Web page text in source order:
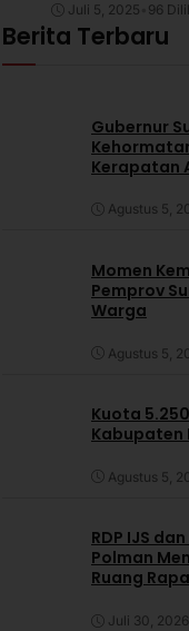
Juli 5, 2025 96
Berita Terbaru
Gubernur
Kerapatan
Agustus 5,
Momen
Pemprov
Warga
Agustus 5,
Kuota
Kabupaten
Agustus 5,
RDP IJS
Polman
Ruang
Juli 30, 2026